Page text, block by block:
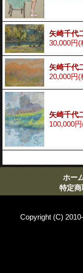
矢崎千代
30,000円(
矢崎千代
20,000円(
矢崎千代
100,000円
ホー
特定
Copyright (C)